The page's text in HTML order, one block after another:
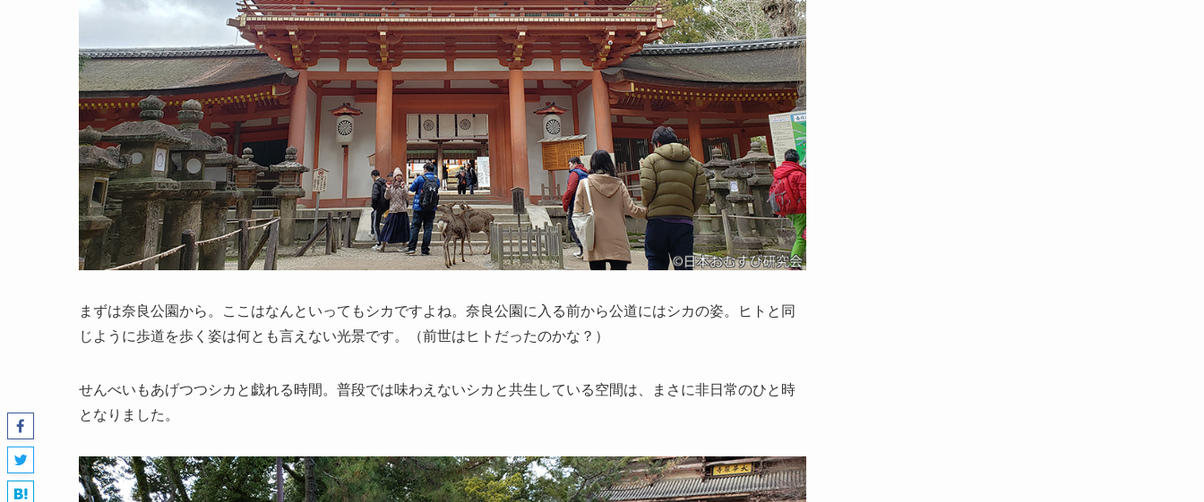
まずは奈良公園から。ここはなんといってもシカですよね。奈良公園に入る前から公道にはシカの姿。ヒトと同
じように歩道を歩く姿は何とも言えない光景です。（前世はヒトだったのかな？）
せんべいもあげつつシカと戯れる時間。普段では味わえないシカと共生している空間は、まさに非日常のひと時
となりました。